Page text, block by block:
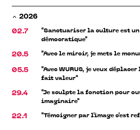
2026
02.7
"Sanctuariser la culture est
démocratique"
20.5 "Avec le miroir, je mets le
05.5
"Avec WURUS, je veux
fait valeur"
29.4
"Je sculpte la fonction pour
imaginaire"
22.1 "Témoigner par l'image c'est